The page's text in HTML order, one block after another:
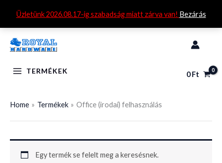
Üzletünk 2026.08.17-ig szabadság miatt zárva van! Bezárás
TERMÉKEK 0Ft
Home Termékek Office (irodai) felhasználás
Egy termék se felelt meg a keresésnek.